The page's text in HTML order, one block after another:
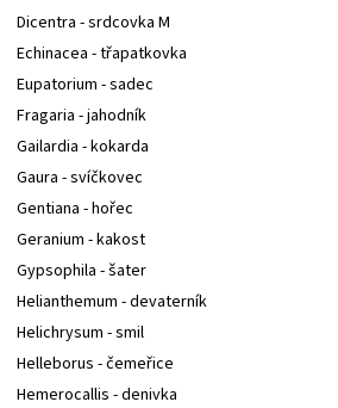
Dicentra - srdcovka M
Echinacea - třapatkovka
Eupatorium - sadec
Fragaria - jahodník
Gailardia - kokarda
Gaura - svíčkovec
Gentiana - hořec
Geranium - kakost
Gypsophila - šater
Helianthemum - devaterník
Helichrysum - smil
Helleborus - čemeřice
Hemerocallis - denivka